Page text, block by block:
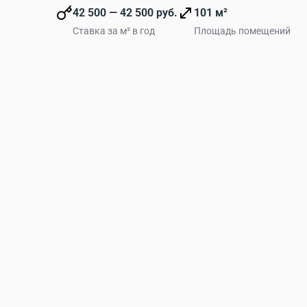
42 500 — 42 500 руб.
Ставка за м² в год
101 м²
Площадь помещений